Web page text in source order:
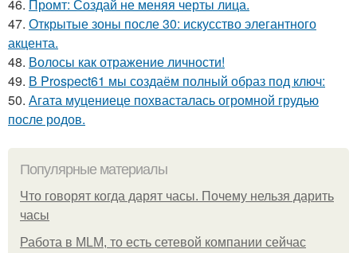
46. Промт: Создай не меняя черты лица.
47. Открытые зоны после 30: искусство элегантного
акцента.
48. Волосы как отражение личности!
49. В Prospect61 мы создаём полный образ под ключ:
50. Агата муцениеце похвасталась огромной грудью
после родов.
Популярные материалы
Что говорят когда дарят часы. Почему нельзя дарить
часы
Работа в MLM, то есть сетевой компании сейчас